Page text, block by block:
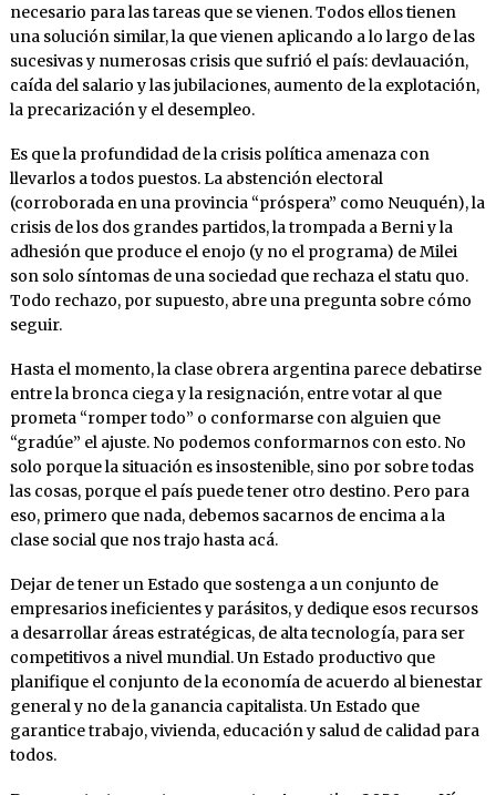
necesario para las tareas que se vienen. Todos ellos tienen
una solución similar, la que vienen aplicando a lo largo de las
sucesivas y numerosas crisis que sufrió el país: devlauación,
caída del salario y las jubilaciones, aumento de la explotación,
la precarización y el desempleo.
Es que la profundidad de la crisis política amenaza con
llevarlos a todos puestos. La abstención electoral
(corroborada en una provincia “próspera” como Neuquén), la
crisis de los dos grandes partidos, la trompada a Berni y la
adhesión que produce el enojo (y no el programa) de Milei
son solo síntomas de una sociedad que rechaza el statu quo.
Todo rechazo, por supuesto, abre una pregunta sobre cómo
seguir.
Hasta el momento, la clase obrera argentina parece debatirse
entre la bronca ciega y la resignación, entre votar al que
prometa “romper todo” o conformarse con alguien que
“gradúe” el ajuste. No podemos conformarnos con esto. No
solo porque la situación es insostenible, sino por sobre todas
las cosas, porque el país puede tener otro destino. Pero para
eso, primero que nada, debemos sacarnos de encima a la
clase social que nos trajo hasta acá.
Dejar de tener un Estado que sostenga a un conjunto de
empresarios ineficientes y parásitos, y dedique esos recursos
a desarrollar áreas estratégicas, de alta tecnología, para ser
competitivos a nivel mundial. Un Estado productivo que
planifique el conjunto de la economía de acuerdo al bienestar
general y no de la ganancia capitalista. Un Estado que
garantice trabajo, vivienda, educación y salud de calidad para
todos.